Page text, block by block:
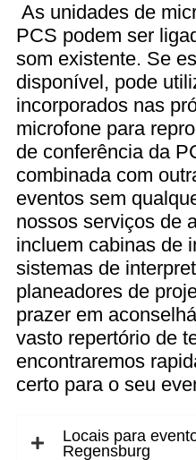
As unidades de
PCS podem ser
som existente. Se
disponível, pode
incorporados nas
microfone para
de conferência da
combinada com
eventos sem
nossos serviços de
incluem cabinas de
sistemas de
planeadores de
prazer em
vasto repertório de
encontraremos
certo para o seu
Locais para
Regensburg